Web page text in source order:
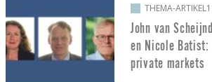
THEMA-ARTIKEL
John van
en Nicole Batist:
private markets